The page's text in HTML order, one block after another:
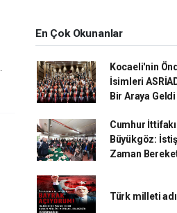
En Çok Okunanlar
Kocaeli'nin
İsimleri
Bir Araya Geldi
Cumhur İttifakı
Büyükgöz:
Zaman
Türk milleti